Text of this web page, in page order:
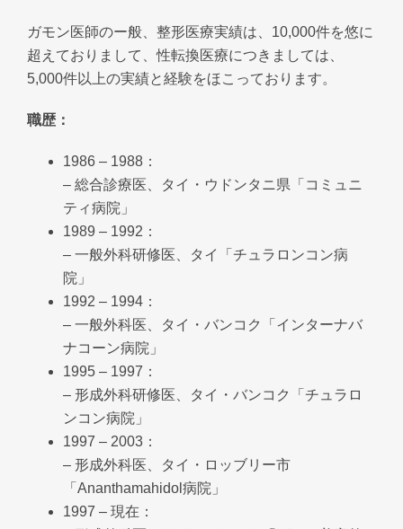
ガモン医師のー般、整形医療実績は、10,000件を悠に
超えておりまして、性転換医療につきましては、
5,000件以上の実績と経験をほこっております。
職歴：
1986 – 1988：
– 総合診療医、タイ・ウドンタニ県「コミュニ
ティ病院」
1989 – 1992：
– 一般外科研修医、タイ「チュラロンコン病
院」
1992 – 1994：
– 一般外科医、タイ・バンコク「インターナバ
ナコーン病院」
1995 – 1997：
– 形成外科研修医、タイ・バンコク「チュラロ
ンコン病院」
1997 – 2003：
– 形成外科医、タイ・ロッブリー市
「Ananthamahidol病院」
1997 – 現在：